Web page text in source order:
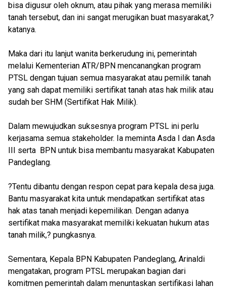
bisa digusur oleh oknum, atau pihak yang merasa memiliki
tanah tersebut, dan ini sangat merugikan buat masyarakat,?
katanya.
Maka dari itu lanjut wanita berkerudung ini, pemerintah
melalui Kementerian ATR/BPN mencanangkan program
PTSL dengan tujuan semua masyarakat atau pemilik tanah
yang sah dapat memiliki sertifikat tanah atas hak milik atau
sudah ber SHM (Sertifikat Hak Milik).
Dalam mewujudkan suksesnya program PTSL ini perlu
kerjasama semua stakeholder. Ia meminta Asda I dan Asda
III serta BPN untuk bisa membantu masyarakat Kabupaten
Pandeglang.
?Tentu dibantu dengan respon cepat para kepala desa juga.
Bantu masyarakat kita untuk mendapatkan sertifikat atas
hak atas tanah menjadi kepemilikan. Dengan adanya
sertifikat maka masyarakat memiliki kekuatan hukum atas
tanah milik,? pungkasnya.
Sementara, Kepala BPN Kabupaten Pandeglang, Arinaldi
mengatakan, program PTSL merupakan bagian dari
komitmen pemerintah dalam menuntaskan sertifikasi lahan